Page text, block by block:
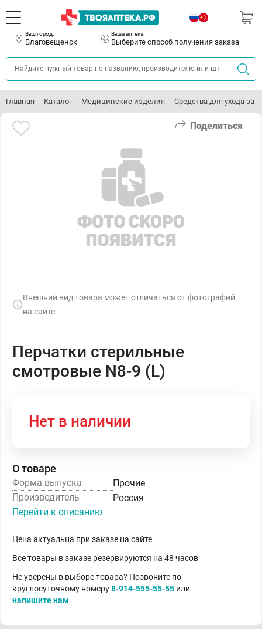
Ваш город:
Благовещенск
Ваша аптека:
Выберите способ получения заказа
Главная Каталог Медицинские изделия Средства для ухода за
Поделиться
Внешний вид товара может отличаться от фотографий
на сайте
Перчатки стерильные
смотровые N8-9 (L)
Нет в наличии
О товаре
Форма выпуска
Прочие
Производитель
Россия
Перейти к описанию
Цена актуальна при заказе на сайте
Все товары в заказе резервируются на 48 часов
Не уверены в выборе товара? Позвоните по
круглосуточному номеру8-914-555-55-55 или
напишите нам.